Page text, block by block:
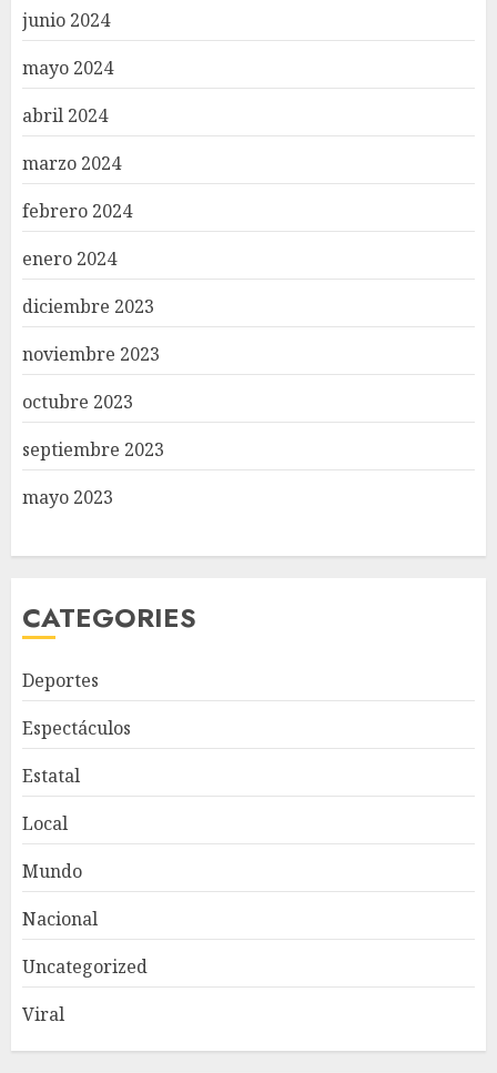
junio 2024
mayo 2024
abril 2024
marzo 2024
febrero 2024
enero 2024
diciembre 2023
noviembre 2023
octubre 2023
septiembre 2023
mayo 2023
CATEGORIES
Deportes
Espectáculos
Estatal
Local
Mundo
Nacional
Uncategorized
Viral